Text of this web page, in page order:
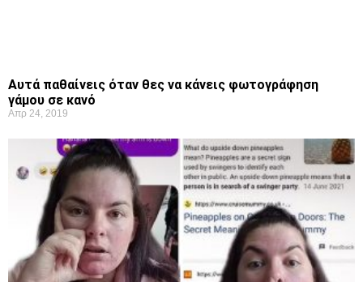
Αυτά παθαίνεις όταν θες να κάνεις φωτογράφηση
γάμου σε κανό
Απρ 24, 2019